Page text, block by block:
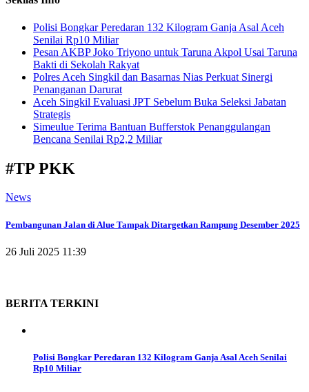
Polisi Bongkar Peredaran 132 Kilogram Ganja Asal Aceh
Senilai Rp10 Miliar
Pesan AKBP Joko Triyono untuk Taruna Akpol Usai Taruna
Bakti di Sekolah Rakyat
Polres Aceh Singkil dan Basarnas Nias Perkuat Sinergi
Penanganan Darurat
Aceh Singkil Evaluasi JPT Sebelum Buka Seleksi Jabatan
Strategis
Simeulue Terima Bantuan Bufferstok Penanggulangan
Bencana Senilai Rp2,2 Miliar
#TP PKK
News
Pembangunan Jalan di Alue Tampak Ditargetkan Rampung Desember 2025
26 Juli 2025 11:39
BERITA TERKINI
Polisi Bongkar Peredaran 132 Kilogram Ganja Asal Aceh Senilai
Rp10 Miliar